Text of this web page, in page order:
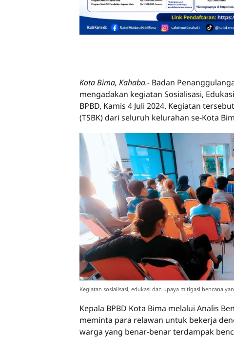
Kota Bima, Kahaba.- Badan
mengadakan kegiatan Sosialisasi,
BPBD, Kamis 4 Juli 2024. Kegiatan
(TSBK) dari seluruh kelurahan se-Kota
Kegiatan sosialisasi, edukasi dan upaya mitigasi bencana
Kepala BPBD Kota Bima melalui Analis
meminta para relawan untuk bekerja
warga yang benar-benar terdampak